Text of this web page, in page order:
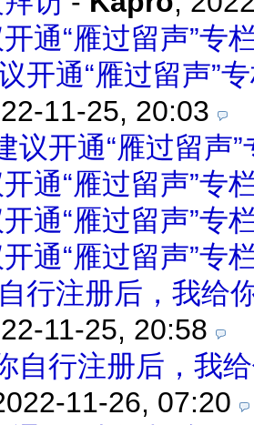
通“雁过留声”专
开通“雁过留声”
11-25, 20:03
议开通“雁过留声”
通“雁过留声”专
通“雁过留声”专
通“雁过留声”专
行注册后，我给
11-25, 20:58
自行注册后，我
11-26, 07:20